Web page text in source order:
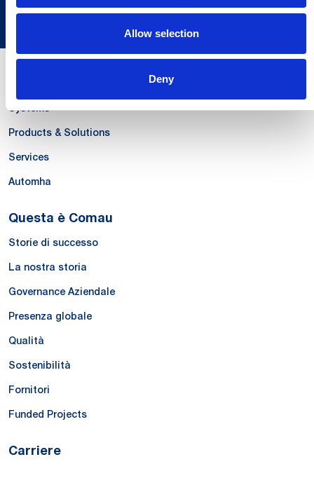
Allow selection
Deny
Le Nostre Competenze
Systems
Products & Solutions
Services
Automha
Questa è Comau
Storie di successo
La nostra storia
Governance Aziendale
Presenza globale
Qualità
Sostenibilità
Fornitori
Funded Projects
Carriere